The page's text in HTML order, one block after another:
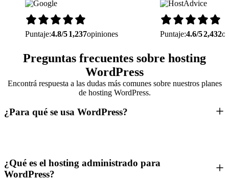
Puntaje:4.8/51,237opiniones Puntaje:4.6/52,432
Preguntas frecuentes sobre hosting
WordPress
Encontrá respuesta a las dudas más comunes sobre nuestros planes
de hosting WordPress.
¿Para qué se usa WordPress?
¿Qué es el hosting administrado para
WordPress?